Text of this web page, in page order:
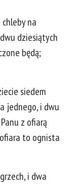
na
dziesiątych
będą;
siedem
jednego, i dwu
z ofiarą
to ognista
i dwa